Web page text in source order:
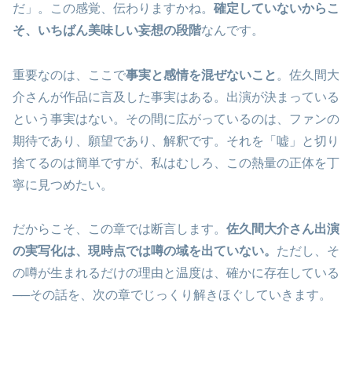
だ」。この感覚、伝わりますかね。 確定していないからこ
そ、いちばん美味しい妄想の段階なんです。
重要なのは、ここで事実と感情を混ぜないこと 。佐久間大
介さんが作品に言及した事実はある。出演が決まっている
という事実はない。その間に広がっているのは、ファンの
期待であり、願望であり、解釈です。それを「嘘」と切り
捨てるのは簡単ですが、私はむしろ、この熱量の正体を丁
寧に見つめたい。
だからこそ、この章では断言します。 佐久間大介さん出演
の実写化は、現時点では噂の域を出ていない。 ただし、そ
の噂が生まれるだけの理由と温度は、確かに存在している
──その話を、次の章でじっくり解きほぐしていきます。